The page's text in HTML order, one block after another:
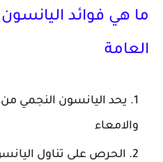
ما هي فوائد
العامة
يحد اليانسون النجمي
والامعاء
الحرص على تناول